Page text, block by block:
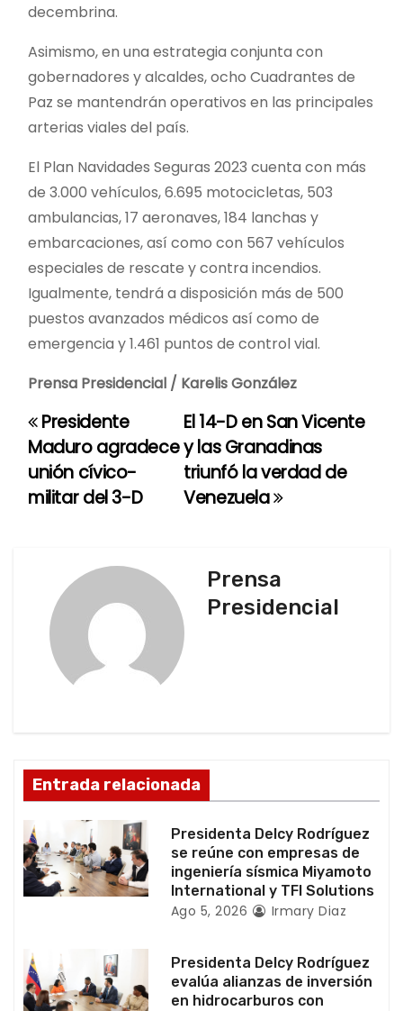
decembrina.
Asimismo, en una estrategia conjunta con
gobernadores y alcaldes, ocho Cuadrantes de
Paz se mantendrán operativos en las principales
arterias viales del país.
El Plan Navidades Seguras 2023 cuenta con más
de 3.000 vehículos, 6.695 motocicletas, 503
ambulancias, 17 aeronaves, 184 lanchas y
embarcaciones, así como con 567 vehículos
especiales de rescate y contra incendios.
Igualmente, tendrá a disposición más de 500
puestos avanzados médicos así como de
emergencia y 1.461 puntos de control vial.
Prensa Presidencial / Karelis González
N
a
v
n
d
e
e
t
r
El 14-D en San Vicente
y las Granadinas
triunfó la verdad de
Venezuela
Presidente
Maduro agradece
unión cívico-
militar del 3-D
Prensa
Presidencial
Entrada relacionada
Presidenta Delcy Rodríguez
se reúne con empresas de
ingeniería sísmica Miyamoto
International y TFI Solutions
Ago 5, 2026 Irmary Diaz
Presidenta Delcy Rodríguez
evalúa alianzas de inversión
en hidrocarburos con